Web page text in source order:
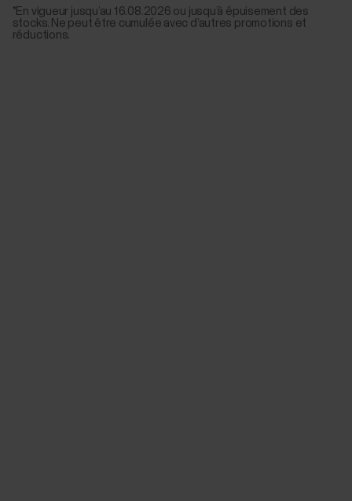
*En vigueur jusqu’au 16.08.2026 ou jusqu’à épuisement des
stocks. Ne peut être cumulée avec d’autres promotions et
réductions.